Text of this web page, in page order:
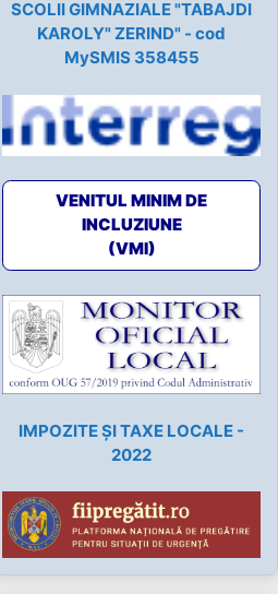
SCOLII GIMNAZIALE "TABAJDI
KAROLY" ZERIND" - cod
MySMIS 358455
VENITUL MINIM DE
INCLUZIUNE
(VMI)
IMPOZITE ȘI TAXE LOCALE -
2022